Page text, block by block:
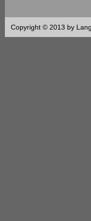
Copyright © 2013 by